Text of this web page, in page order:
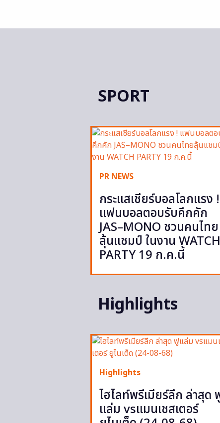
SPORT
PR NEWS
กระแสเชียร์บอลโลกแรง !
แฟนบอลตอบรับคึกคัก
JAS–MONO ชวนคนไทย
ลุ้นแชมป์ ในงาน WATCH
PARTY 19 ก.ค.นี้
Highlights
Highlights
ไฮไลท์พรีเมียร์ลีก ล่าสุด
แล่ม vsแมนเชสเตอร์